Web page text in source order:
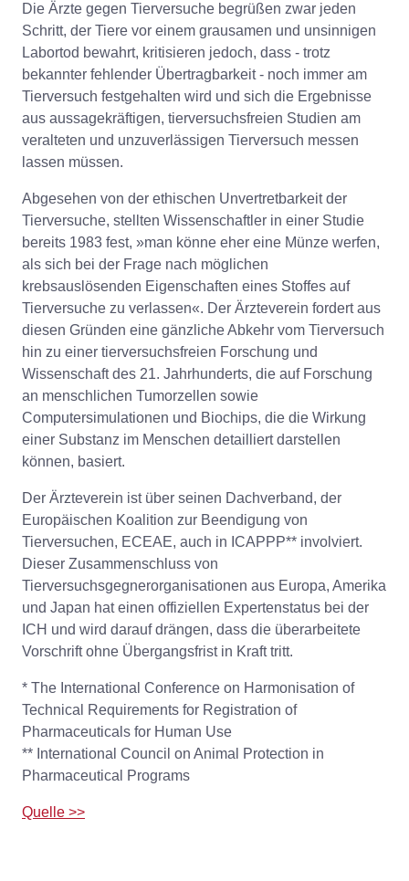
Die Ärzte gegen Tierversuche begrüßen zwar jeden
Schritt, der Tiere vor einem grausamen und unsinnigen
Labortod bewahrt, kritisieren jedoch, dass - trotz
bekannter fehlender Übertragbarkeit - noch immer am
Tierversuch festgehalten wird und sich die Ergebnisse
aus aussagekräftigen, tierversuchsfreien Studien am
veralteten und unzuverlässigen Tierversuch messen
lassen müssen.
Abgesehen von der ethischen Unvertretbarkeit der
Tierversuche, stellten Wissenschaftler in einer Studie
bereits 1983 fest, »man könne eher eine Münze werfen,
als sich bei der Frage nach möglichen
krebsauslösenden Eigenschaften eines Stoffes auf
Tierversuche zu verlassen«. Der Ärzteverein fordert aus
diesen Gründen eine gänzliche Abkehr vom Tierversuch
hin zu einer tierversuchsfreien Forschung und
Wissenschaft des 21. Jahrhunderts, die auf Forschung
an menschlichen Tumorzellen sowie
Computersimulationen und Biochips, die die Wirkung
einer Substanz im Menschen detailliert darstellen
können, basiert.
Der Ärzteverein ist über seinen Dachverband, der
Europäischen Koalition zur Beendigung von
Tierversuchen, ECEAE, auch in ICAPPP** involviert.
Dieser Zusammenschluss von
Tierversuchsgegnerorganisationen aus Europa, Amerika
und Japan hat einen offiziellen Expertenstatus bei der
ICH und wird darauf drängen, dass die überarbeitete
Vorschrift ohne Übergangsfrist in Kraft tritt.
* The International Conference on Harmonisation of
Technical Requirements for Registration of
Pharmaceuticals for Human Use
** International Council on Animal Protection in
Pharmaceutical Programs
Quelle >>